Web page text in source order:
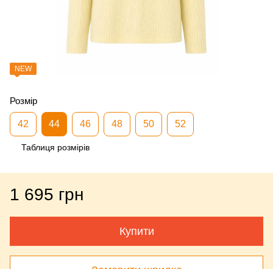
NEW
Розмір
42 44 46 48 50 52
Таблиця розмірів
1 695 грн
Купити